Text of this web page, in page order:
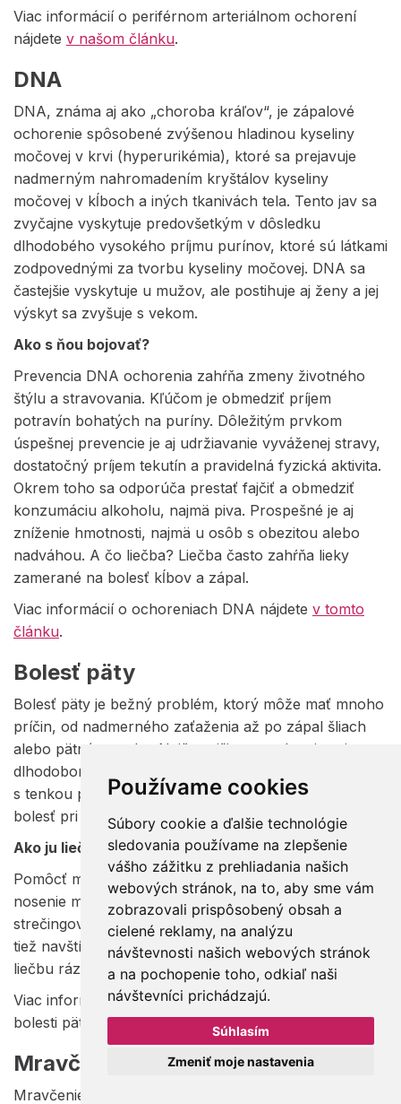
Používame cookies
Súbory cookie a ďalšie technológie
sledovania používame na zlepšenie
vášho zážitku z prehliadania našich
webových stránok, na to, aby sme vám
zobrazovali prispôsobený obsah a
cielené reklamy, na analýzu
návštevnosti našich webových stránok
a na pochopenie toho, odkiaľ naši
návštevníci prichádzajú.
Súhlasím
Zmeniť moje nastavenia
Viac informácií o periférnom arteriálnom ochorení
nájdete v našom článku.
DNA
DNA, známa aj ako „choroba kráľov“, je zápalové
ochorenie spôsobené zvýšenou hladinou kyseliny
močovej v krvi (hyperurikémia), ktoré sa prejavuje
nadmerným nahromadením kryštálov kyseliny
močovej v kĺboch a iných tkanivách tela. Tento jav sa
zvyčajne vyskytuje predovšetkým v dôsledku
dlhodobého vysokého príjmu purínov, ktoré sú látkami
zodpovednými za tvorbu kyseliny močovej. DNA sa
častejšie vyskytuje u mužov, ale postihuje aj ženy a jej
výskyt sa zvyšuje s vekom.
Ako s ňou bojovať?
Prevencia DNA ochorenia zahŕňa zmeny životného
štýlu a stravovania. Kľúčom je obmedziť príjem
potravín bohatých na puríny. Dôležitým prvkom
úspešnej prevencie je aj udržiavanie vyváženej stravy,
dostatočný príjem tekutín a pravidelná fyzická aktivita.
Okrem toho sa odporúča prestať fajčiť a obmedziť
konzumáciu alkoholu, najmä piva. Prospešné je aj
zníženie hmotnosti, najmä u osôb s obezitou alebo
nadváhou. A čo liečba? Liečba často zahŕňa lieky
zamerané na bolesť kĺbov a zápal.
Viac informácií o ochoreniach DNA nájdete v tomto
článku.
Bolesť päty
Bolesť päty je bežný problém, ktorý môže mať mnoho
príčin, od nadmerného zaťaženia až po zápal šliach
alebo pätné ostrohy. Najčastejšie sa vyskytuje pri
dlhodobom státí, športe alebo nosení nevhodnej obuvi
s tenkou podrážkou. Typickým príznakom je ostrá
bolesť pri chôdzi, najmä ráno.
Ako ju liečiť?
Pomôcť môže uvoľnenie tlaku na postihnutú oblasť,
nosenie mäkkých ortopedických vložiek a pravidelné
strečingové cvičenia lýtkových svalov. Odporúča sa
tiež navštíviť ortopéda a zvážiť fyzioterapiu alebo
liečbu rázovými vlnami.
Viac informácií o príčinách a možnostiach liečby
bolesti päty nájdetev tomto článku.
Mravčenie v nohách
Mravčenie, pichanie alebo znecitlivenie v nohách je